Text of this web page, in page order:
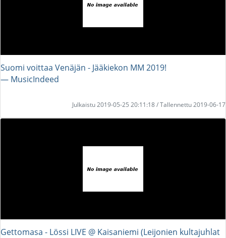
Suomi voittaa Venäjän - Jääkiekon MM 2019!
― MusicIndeed
Julkaistu 2019-05-25 20:11:18 / Tallennettu 2019-06-17
Gettomasa - Lössi LIVE @ Kaisaniemi (Leijonien kultajuhlat